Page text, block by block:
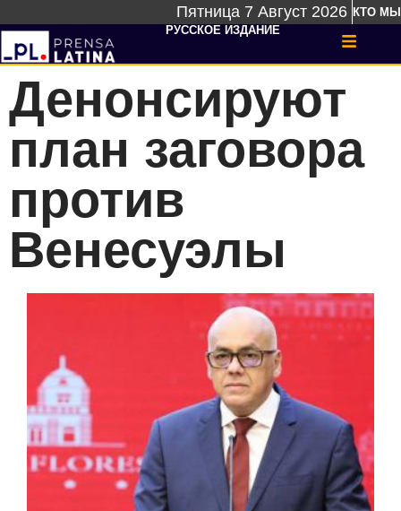
Пятница 7 Август 2026 КТО МЫ
РУССКОЕ ИЗДАНИЕ
Денонсируют
план заговора
против
Венесуэлы